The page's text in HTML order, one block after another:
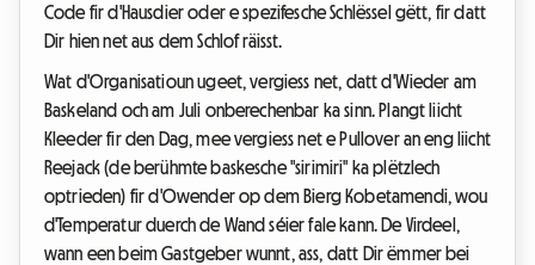
Code fir d'Hausdier oder e spezifesche Schlëssel gëtt, fir datt
Dir hien net aus dem Schlof räisst.
Wat d'Organisatioun ugeet, vergiess net, datt d'Wieder am
Baskeland och am Juli onberechenbar ka sinn. Plangt liicht
Kleeder fir den Dag, mee vergiess net e Pullover an eng liicht
Reejack (de berühmte baskesche "sirimiri" ka plëtzlech
optrieden) fir d'Owender op dem Bierg Kobetamendi, wou
d'Temperatur duerch de Wand séier fale kann. De Virdeel,
wann een beim Gastgeber wunnt, ass, datt Dir ëmmer bei